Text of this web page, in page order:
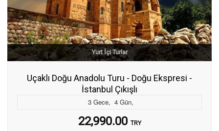
Yurt İçi Turlar
Uçaklı Doğu Anadolu Turu - Doğu Ekspresi -
İstanbul Çıkışlı
3 Gece, 4 Gün,
22,990.00 TRY